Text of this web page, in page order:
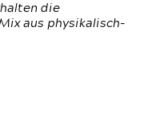
die
aus physikalisch-